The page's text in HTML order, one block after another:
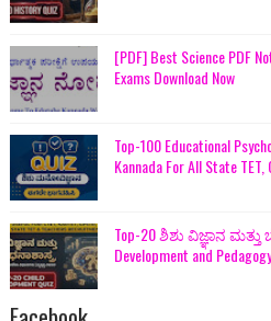
[PDF] Best Science PDF
Exams Download Now
Top-100 Educational
Kannada For All State TET,
Top-20 ಶಿಶು ವಿಜ್ಞಾನ ಮತ್ತು
Development and